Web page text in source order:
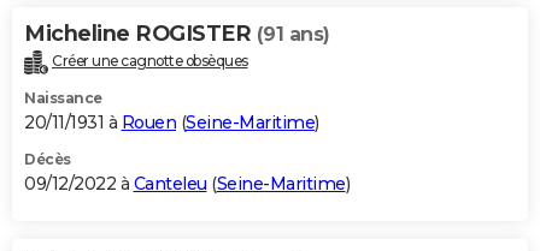
Micheline ROGISTER (91 ans)
Créer une cagnotte obsèques
Naissance
20/11/1931 à Rouen (Seine-Maritime)
Décès
09/12/2022 à Canteleu (Seine-Maritime)